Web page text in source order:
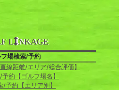
L NKAGE
フ場検索/予約
線距離/エリア/総合評価】
約【ゴルフ場名】
/予約【エリア別】